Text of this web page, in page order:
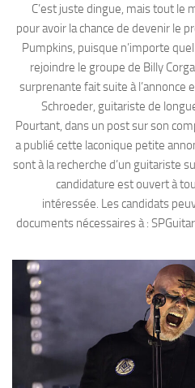
C’est juste dingue, mais tout
pour avoir la chance de devenir le
Pumpkins, puisque n’importe
rejoindre le groupe de Billy
surprenante fait suite à l’annonce
Schroeder, guitariste de
Pourtant, dans un post sur son
a publié cette laconique petite
sont à la recherche d’un guitariste
candidature est ouvert à
intéressée. Les candidats
documents nécessaires à :